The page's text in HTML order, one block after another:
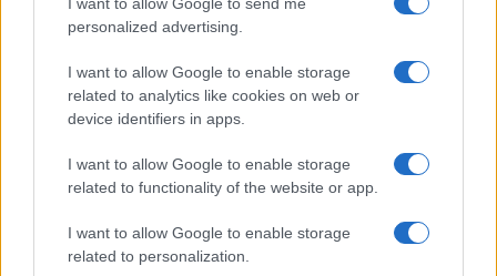
personalized advertising.
I want to allow Google to enable storage
related to analytics like cookies on web or
device identifiers in apps.
I want to allow Google to enable storage
related to functionality of the website or app.
I want to allow Google to enable storage
related to personalization.
Análisis de la crisis migratoria en Ceuta y
Sánchez
La crisis migratoria en Ceuta ha generado fuertes…
POLÍTICA